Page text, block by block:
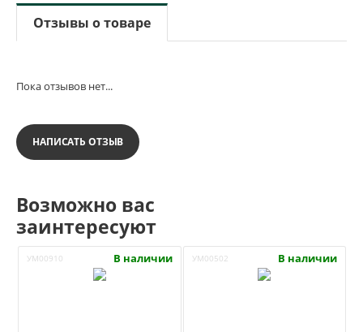
Отзывы о товаре
Пока отзывов нет...
НАПИСАТЬ ОТЗЫВ
Возможно вас
заинтересуют
УМ00910 В наличии УМ00502 В наличии